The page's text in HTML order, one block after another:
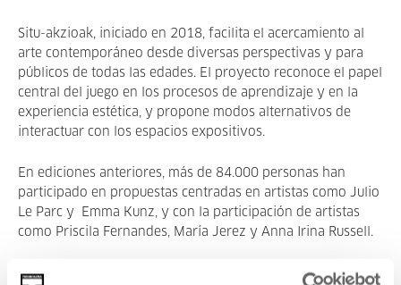
Situ-akzioak, iniciado en 2018, facilita el acercamiento al
arte contemporáneo desde diversas perspectivas y para
públicos de todas las edades. El proyecto reconoce el papel
central del juego en los procesos de aprendizaje y en la
experiencia estética, y propone modos alternativos de
interactuar con los espacios expositivos.
En ediciones anteriores, más de 84.000 personas han
participado en propuestas centradas en artistas como Julio
Le Parc y Emma Kunz, y con la participación de artistas
como Priscila Fernandes, María Jerez y Anna Irina Russell.
Actividades paralelas